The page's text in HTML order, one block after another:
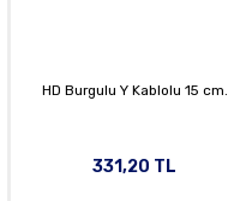
HD Burgulu Y Kablolu 15 cm.
331,20 TL